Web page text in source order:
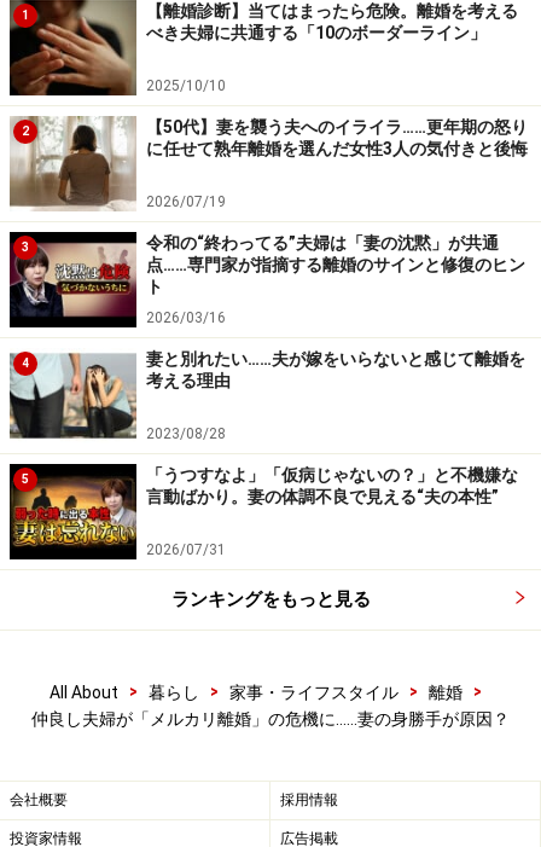
それを聞いた夫は愕然としながら「やめないなら、オレ
が出ていくから。ひとりでやれば？」と、突き放すよう
にAさんに伝えたといいます。今までにない夫からの反
撃を受けたAさんは、そこではじめて夫に甘えすぎてし
まっていたことに気づいたのでした。
円満な夫婦が守っている3つのルール
夫婦とはいえ、もとは他人。甘えていい部分と、自立が
求められる部分の両方があるのは当然です。しかも甘え
ていいのは、確固たる愛情があってこそ。相手を慈しむ
気持ちを忘れて身勝手に甘えるばかりでは夫婦関係はう
まくいくはずはありません。
これはメルカリに限った話ではなく、どんなことでも
「甘えすぎない」「頼りすぎない」「面倒くさがらな
い」ことが、夫婦が円満な関係を築くために欠かせない
【関連記事】
のか
円満離婚する方法とは？「仲良し離婚」の流れやポ
1
【離婚診断】当てはまったら危険。離婚を考える
べき夫婦に共通する「10のボーダーライン」
2025/10/10
2
【50代】妻を襲う夫へのイライラ……更年期の怒り
に任せて熟年離婚を選んだ女性3人の気付きと後悔
2026/07/19
3
令和の“終わってる”夫婦は「妻の沈黙」が共通
点……専門家が指摘する離婚のサインと修復のヒン
ト
2026/03/16
4
妻と別れたい……夫が嫁をいらないと感じて離婚を
考える理由
2023/08/28
5
「うつすなよ」「仮病じゃないの？」と不機嫌な
言動ばかり。妻の体調不良で見える“夫の本性”
2026/07/31
ランキングをもっと見る
All About > 暮らし > 家事・ライフスタイル > 離婚
>
仲良し夫婦が「メルカリ離婚」の危機に……妻の身勝手が原因？
会社概要 採用情報
投資家情報 広告掲載